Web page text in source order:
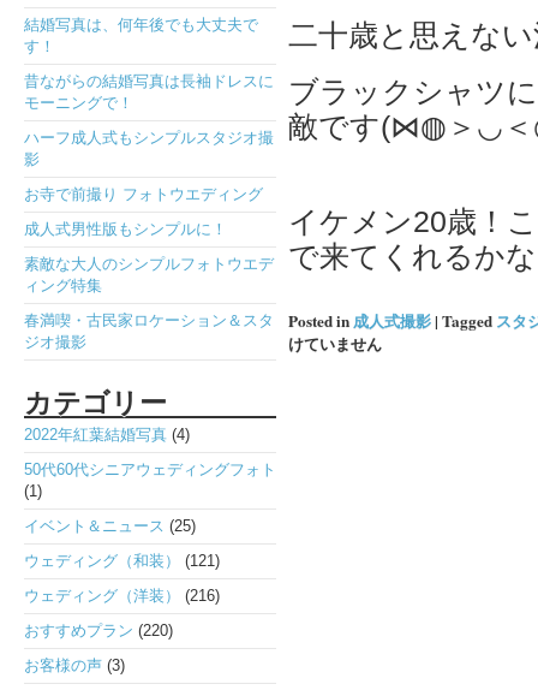
結婚写真は、何年後でも大丈夫で
す！
昔ながらの結婚写真は長袖ドレスに
モーニングで！
ハーフ成人式もシンプルスタジオ撮
影
お寺で前撮り フォトウエディング
成人式男性版もシンプルに！
素敵な大人のシンプルフォトウエデ
ィング特集
春満喫・古民家ロケーション＆スタ
ジオ撮影
カテゴリー
2022年紅葉結婚写真 (4)
50代60代シニアウェディングフォト
(1)
イベント＆ニュース (25)
ウェディング（和装）
(121)
ウェディング（洋装）
(216)
おすすめプラン (220)
お客様の声 (3)
二十歳と思えな
ブラックシャツ
敵です(⋈◍＞◡
イケメン20歳！
で来てくれるか
Posted in成人式撮影| Tagged スタ
けていません